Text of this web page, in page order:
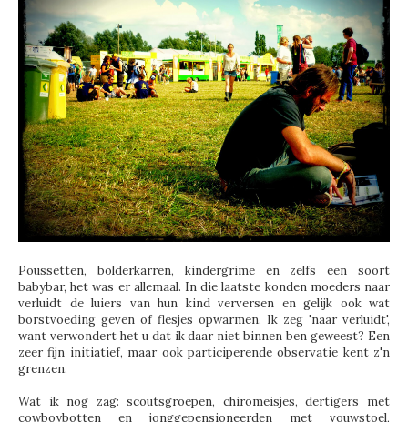
Poussetten, bolderkarren, kindergrime en zelfs een soort
babybar, het was er allemaal. In die laatste konden moeders naar
verluidt de luiers van hun kind verversen en gelijk ook wat
borstvoeding geven of flesjes opwarmen. Ik zeg 'naar verluidt',
want verwondert het u dat ik daar niet binnen ben geweest? Een
zeer fijn initiatief, maar ook participerende observatie kent z'n
grenzen.
Wat ik nog zag: scoutsgroepen, chiromeisjes, dertigers met
cowboybotten en jonggepensioneerden met vouwstoel,